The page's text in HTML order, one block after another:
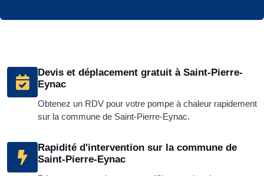
Devis et déplacement gratuit à Saint-Pierre-
Eynac
Obtenez un RDV pour votre pompe à chaleur rapidement
sur la commune de Saint-Pierre-Eynac.
Rapidité d'intervention sur la commune de
Saint-Pierre-Eynac